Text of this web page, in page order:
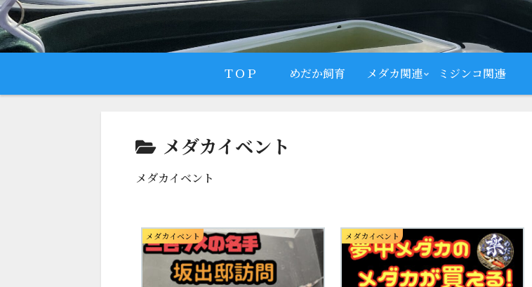
ＴＯＰ めだか飼育 メダカ関連 ミジンコ関連
メダカイベント
メダカイベント
メダカイベント メダカイベント